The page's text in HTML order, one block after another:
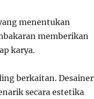
menentukan
memberikan
karya.
berkaitan. Desainer
secara estetika